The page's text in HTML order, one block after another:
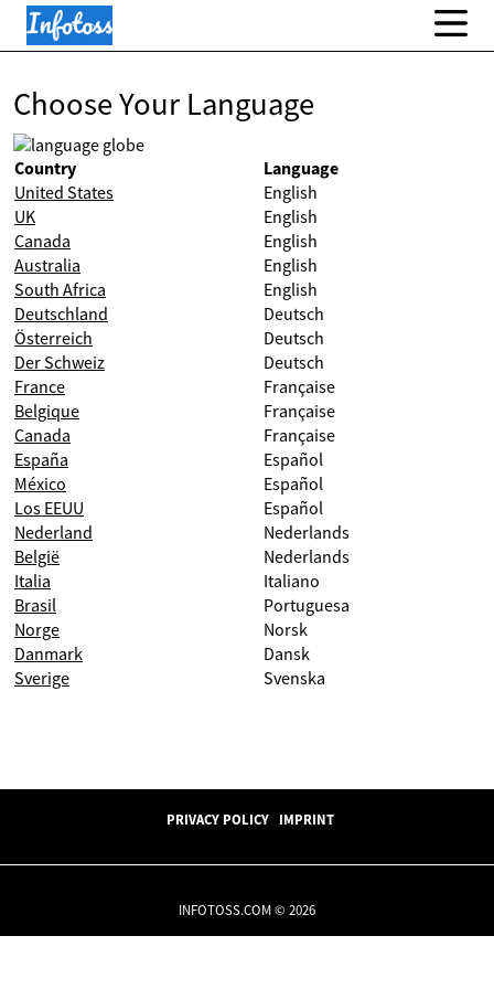
Choose Your Language
Country
Language
United States
English
UK
English
Canada
English
Australia
English
South Africa
English
Deutschland
Deutsch
Österreich
Deutsch
Der Schweiz
Deutsch
France
Française
Belgique
Française
Canada
Française
España
Español
México
Español
Los EEUU
Español
Nederland
Nederlands
België
Nederlands
Italia
Italiano
Brasil
Portuguesa
Norge
Norsk
Danmark
Dansk
Sverige
Svenska
PRIVACY POLICY IMPRINT
INFOTOSS.COM © 2026